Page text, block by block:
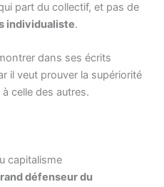
part du collectif, et pas de
individualiste.
dans ses écrits
il veut prouver la supériorité
celle des autres.
capitalisme
défenseur du